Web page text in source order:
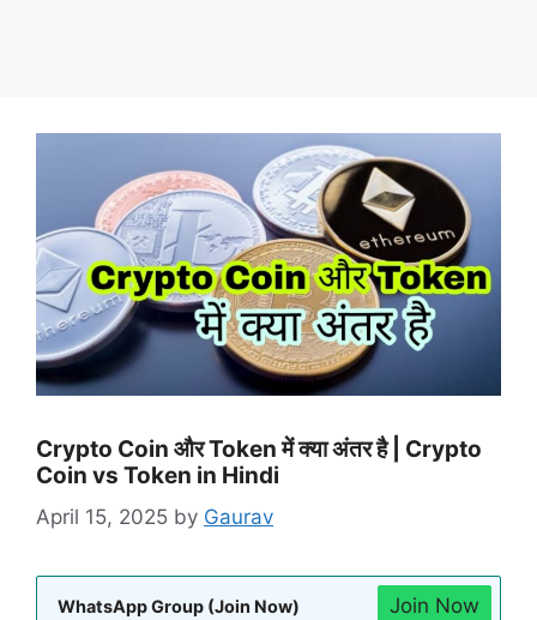
Crypto Coin और Token में क्या अंतर है | Crypto
Coin vs Token in Hindi
April 15, 2025 by Gaurav
WhatsApp Group (Join Now) Join Now